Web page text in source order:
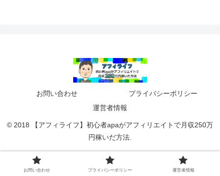
お問い合わせ
プライバシーポリシー
運営者情報
© 2018 【アフィライフ】初心者apaがアフィリエイトで月収250万
円稼いだ方法.
お問い合わせ プライバシーポリシー 運営者情報